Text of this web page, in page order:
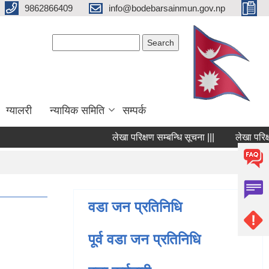
9862866409 info@bodebarsainmun.gov.np
ग्यालरी न्यायिक समिति सम्पर्क
लेखा परिक्षण सम्बन्धि सूचना ||| लेखा परिक्षण
वडा जन प्रतिनिधि
पूर्व वडा जन प्रतिनिधि